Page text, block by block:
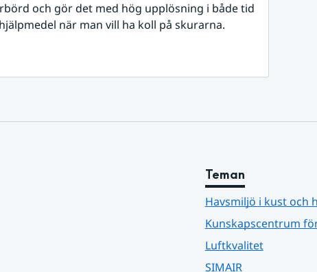
och gör det med hög upplösning i både tid
när man vill ha koll på skurarna.
Teman
Havsmiljö i kust och
Kunskapscentrum
Luftkvalitet
SIMAIR